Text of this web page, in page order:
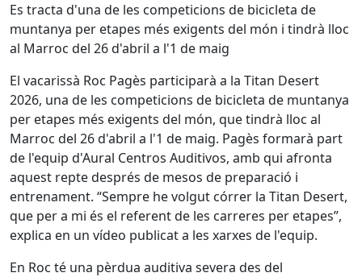
Es tracta d'una de les competicions de bicicleta de
muntanya per etapes més exigents del món i tindrà lloc
al Marroc del 26 d'abril a l'1 de maig
El vacarissà Roc Pagès participarà a la Titan Desert
2026, una de les competicions de bicicleta de muntanya
per etapes més exigents del món, que tindrà lloc al
Marroc del 26 d'abril a l'1 de maig. Pagès formarà part
de l'equip d'Aural Centros Auditivos, amb qui afronta
aquest repte després de mesos de preparació i
entrenament. “Sempre he volgut córrer la Titan Desert,
que per a mi és el referent de les carreres per etapes”,
explica en un vídeo publicat a les xarxes de l'equip.
En Roc té una pèrdua auditiva severa des del